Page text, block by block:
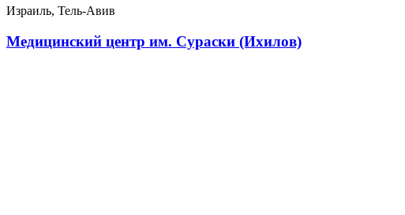
Израиль, Тель-Авив
Медицинский центр им. Сураски (Ихилов)